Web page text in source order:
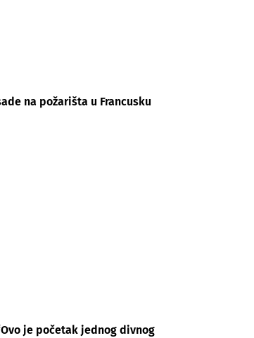
na požarišta u Francusku
je početak jednog divnog